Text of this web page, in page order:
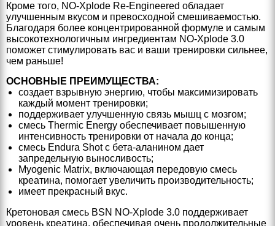
Кроме того, NO-Xplode Re-Engineered обладает
улучшенным вкусом и превосходной смешиваемостью.
Благодаря более концентрированной формуле и самым
высокотехнологичным ингредиентам NO-Xplode 3.0
поможет стимулировать вас и ваши тренировки сильнее,
чем раньше!
ОСНОВНЫЕ ПРЕИМУЩЕСТВА:
создает взрывную энергию, чтобы максимизировать
каждый момент тренировки;
поддерживает улучшенную связь мышц с мозгом;
смесь Thermic Energy обеспечивает повышенную
интенсивность тренировки от начала до конца;
смесь Endura Shot с бета-аланином дает
запредельную выносливость;
Myogenic Matrix, включающая передовую смесь
креатина, помогает увеличить производительность;
имеет прекрасный вкус.
Кретоновая смесь BSN NO-Xplode 3.0 поддерживает
уровень креатина, обеспечивая очень продолжительные